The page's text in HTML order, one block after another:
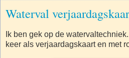
Waterval
Ik ben gek op de
keer als verjaardagskaart en met